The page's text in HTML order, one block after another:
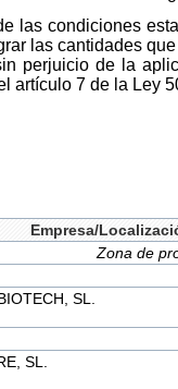
las condiciones
las cantidades
perjuicio de la
artículo 7 de la Ley
Empresa/
Zona de
SL.
SL.